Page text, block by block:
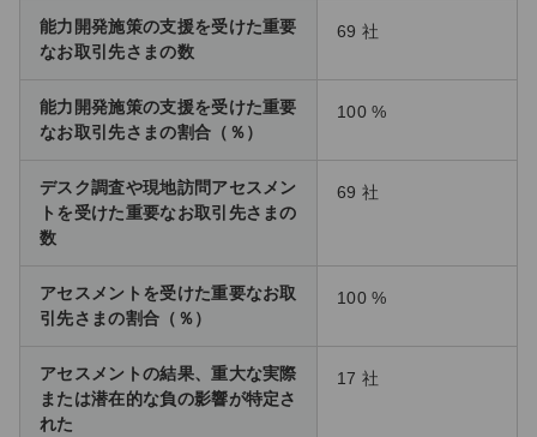
能力開発施策の支援を受けた重要
なお取引先さまの数
69 社
能力開発施策の支援を受けた重要
なお取引先さまの割合（％）
100 %
デスク調査や現地訪問アセスメン
トを受けた重要なお取引先さまの
数
69 社
アセスメントを受けた重要なお取
引先さまの割合（％）
100 %
アセスメントの結果、重大な実際
または潜在的な負の影響が特定さ
れた
17 社